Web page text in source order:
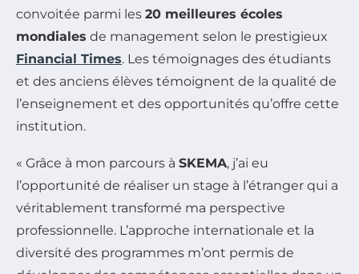
convoitée parmi les 20 meilleures écoles
mondiales de management selon le prestigieux
Financial Times. Les témoignages des étudiants
et des anciens élèves témoignent de la qualité de
l’enseignement et des opportunités qu’offre cette
institution.
« Grâce à mon parcours à SKEMA, j’ai eu
l’opportunité de réaliser un stage à l’étranger qui a
véritablement transformé ma perspective
professionnelle. L’approche internationale et la
diversité des programmes m’ont permis de